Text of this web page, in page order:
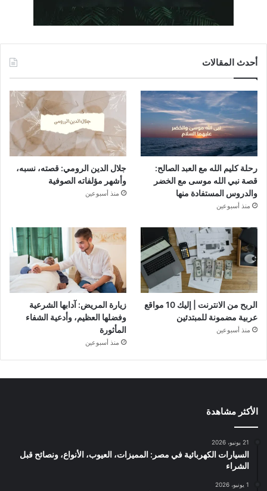
أحدث المقالات
رحلة كليم الله مع العبد الصالح:
قصة نبي الله موسى مع الخضر
والدروس المستفادة منها
منذ أسبوعين
جلال الدين الرومي: قصته، نسبه،
وأشهر مؤلفاته الصوفية
منذ أسبوعين
الربح من الانترنت | إليك 10 مواقع
عربية مضمونة للمبتدئين
منذ أسبوعين
زيارة المريض: آدابها الشرعية
وفضلها العظيم، وأدعية الشفاء
المأثورة
منذ أسبوعين
الأكثر مشاهدة
21 يونيو، 2026
السيارات الكهربائية في مصر: المميزات، العيوب، الأنواع، ونصائح قبل
الشراء
1 يونيو، 2026